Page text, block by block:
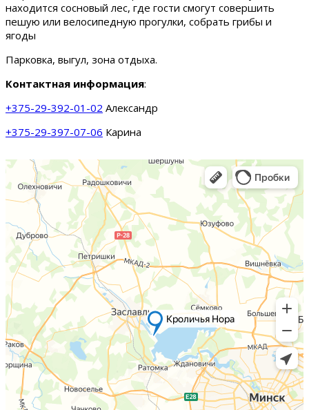
находится сосновый лес, где гости смогут совершить
пешую или велосипедную прогулки, собрать грибы и
ягоды
Парковка, выгул, зона отдыха.
Контактная информация:
+375-29-392-01-02 Александр
+375-29-397-07-06 Карина